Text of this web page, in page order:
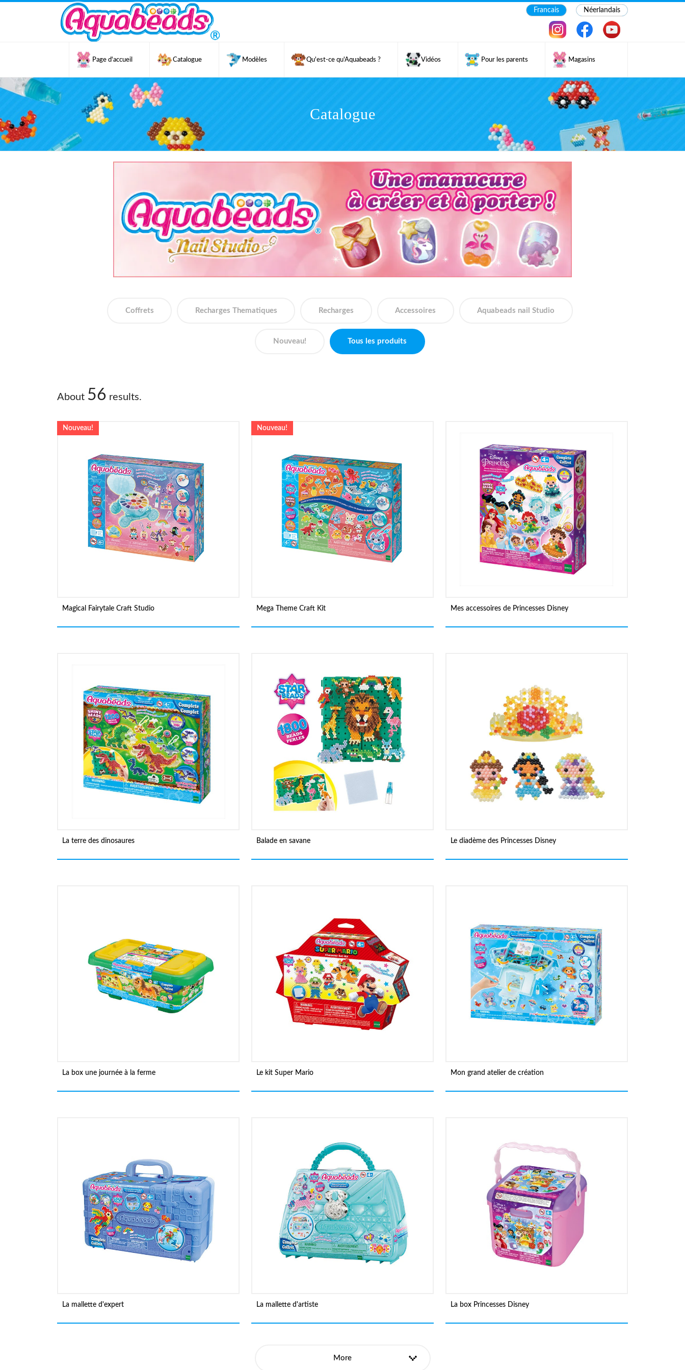
Page d'accueil Catalogue Modèles Qu'est-ce qu'Aquabeads ? Vidéos Pour les parents Magasins
Francais Néerlandais
Catalogue
Coffrets Recharges Thematiques Recharges Accessoires Aquabeads nail Studio
Nouveau! Tous les produits
About 56 results.
Nouveau!
Magical Fairytale Craft Studio
Nouveau!
Mega Theme Craft Kit Mes accessoires de Princesses Disney
La terre des dinosaures Balade en savane Le diadème des Princesses Disney
La box une journée à la ferme Le kit Super Mario Mon grand atelier de création
La mallette d'expert La mallette d'artiste La box Princesses Disney